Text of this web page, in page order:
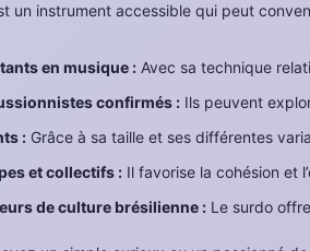
un instrument accessible qui peut
en musique : Avec sa technique
confirmés : Ils peuvent
: Grâce à sa taille et ses différentes
et collectifs : Il favorise la cohésion et
de culture brésilienne : Le surdo